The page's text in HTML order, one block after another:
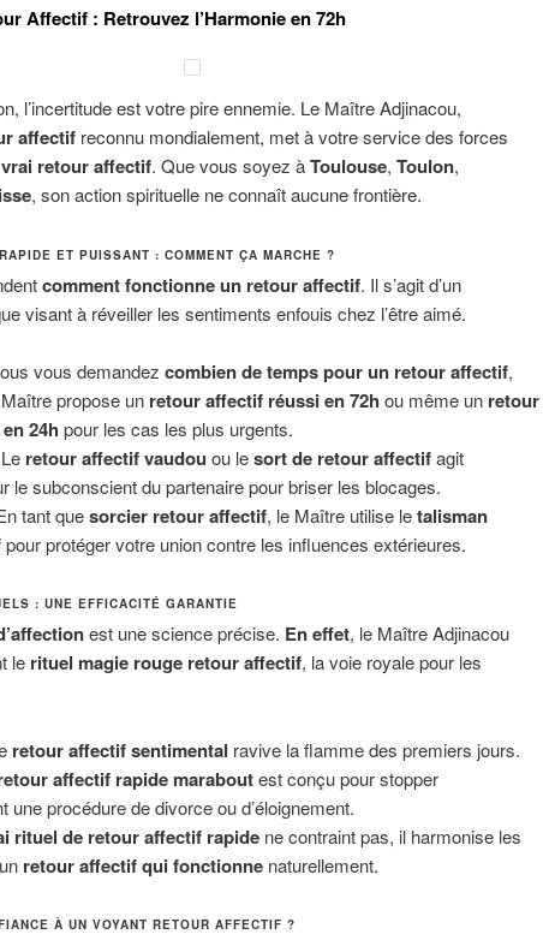
Affectif : Retrouvez l’Harmonie en 72h
l’incertitude est votre pire ennemie. Le Maître Adjinacou,
affectif reconnu mondialement, met à votre service des forces
vrai retour affectif. Que vous soyez àToulouse, Toulon,
, son action spirituelle ne connaît aucune frontière.
ET PUISSANT : COMMENT ÇA MARCHE ?
comment fonctionne un retour affectif. Il s’agit d’un
visant à réveiller les sentiments enfouis chez l’être aimé.
vous demandez combien de temps pour un retour affectif,
propose un retour affectif réussi en 72h ou même un retour
24h pour les cas les plus urgents.
Le retour affectif vaudou ou lesort de retour affectifagit
le subconscient du partenaire pour briser les blocages.
tant quesorcier retour affectif, le Maître utilise letalisman
pour protéger votre union contre les influences extérieures.
: UNE EFFICACITÉ GARANTIE
est une science précise. En effet, le Maître Adjinacou
le rituel magie rouge retour affectif, la voie royale pour les
retour affectif sentimental ravive la flamme des premiers jours.
affectif rapide maraboutest conçu pour stopper
une procédure de divorce ou d’éloignement.
rituel de retour affectif rapidene contraint pas, il harmonise les
retour affectif qui fonctionnenaturellement.
À UN VOYANT RETOUR AFFECTIF ?